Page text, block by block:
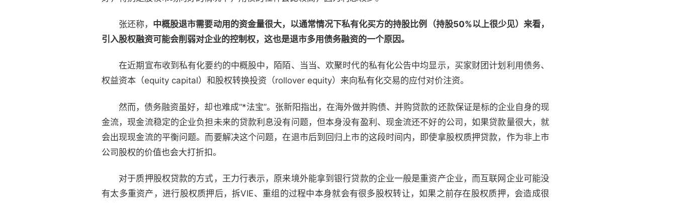
张还称， 中概股退市需要动用的资金量很大，以通常情况下私有化买方的持股比例（持股50%以上很少见）来看，
引入股权融资可能会削弱对企业的控制权，这也是退市多用债务融资的一个原因。
在近期宣布收到私有化要约的中概股中， 陌陌、当当、欢聚时代的私有化公告中均显示，买家财团计划利用债务、
权益资本（equity capital）和股权转换投资（rollover equity）来向私有化交易的应付对价注资。
然而，债务融资虽好，却也难成“*法宝”。张新阳指出，在海外做并购债、并购贷款的还款保证是标的企业自身的现
金流，现金流稳定的企业负担未来的贷款利息没有问题，但本身没有盈利、现金流还不好的公司，如果贷款量很大，就
会出现现金流的平衡问题。而要解决这个问题，在退市后到回归上市的这段时间内，即使拿股权质押贷款，作为非上市
公司股权的价值也会大打折扣。
对于质押股权贷款的方式，王力行表示，原来境外能拿到银行贷款的企业一般是重资产企业，而互联网企业可能没
有太多重资产，进行股权质押后，拆VIE、重组的过程中本身就会有很多股权转让，如果之前存在股权质押，会造成很